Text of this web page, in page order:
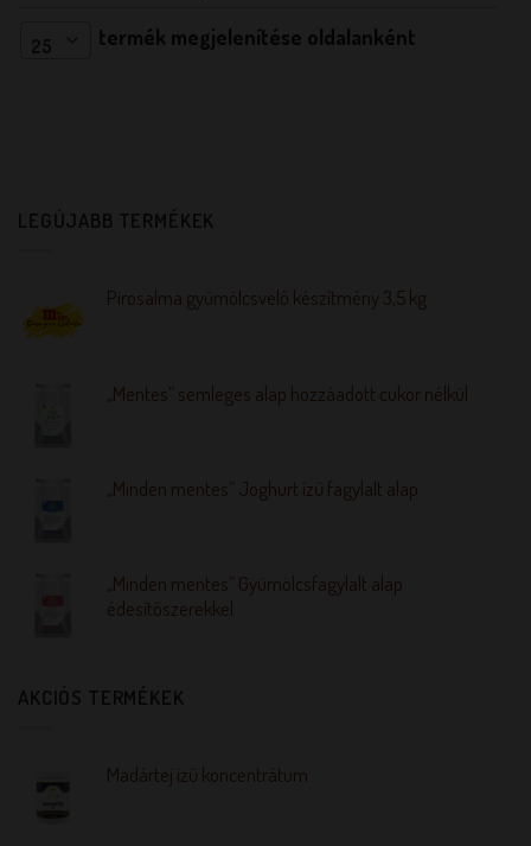
termék megjelenítése oldalanként
LEGÚJABB TERMÉKEK
Pirosalma gyümölcsvelő készítmény 3,5 kg
„Mentes” semleges alap hozzáadott cukor nélkül
„Minden mentes” Joghurt ízű fagylalt alap
„Minden mentes” Gyümölcsfagylalt alap
édesítőszerekkel
AKCIÓS TERMÉKEK
Madártej ízű koncentrátum